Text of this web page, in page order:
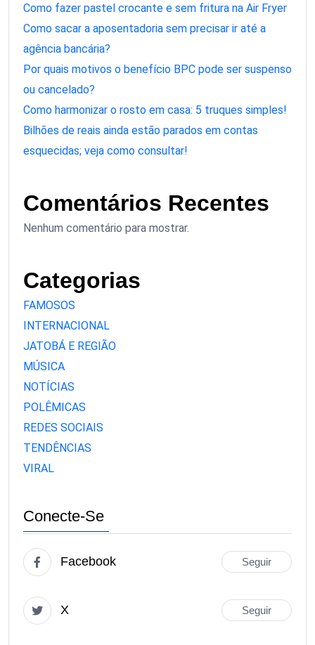
Como fazer pastel crocante e sem fritura na Air Fryer
Como sacar a aposentadoria sem precisar ir até a
agência bancária?
Por quais motivos o benefício BPC pode ser suspenso
ou cancelado?
Como harmonizar o rosto em casa: 5 truques simples!
Bilhões de reais ainda estão parados em contas
esquecidas; veja como consultar!
Comentários Recentes
Nenhum comentário para mostrar.
Categorias
FAMOSOS
INTERNACIONAL
JATOBÁ E REGIÃO
MÚSICA
NOTÍCIAS
POLÊMICAS
REDES SOCIAIS
TENDÊNCIAS
VIRAL
Conecte-Se
Facebook Seguir
X Seguir